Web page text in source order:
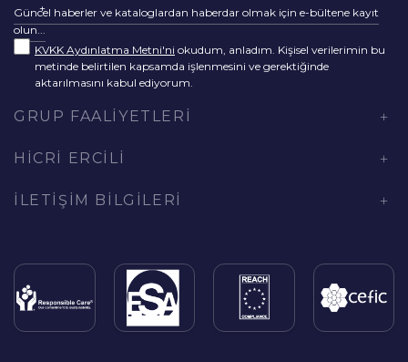
Güncel haberler ve kataloglardan haberdar olmak için e-bültene kayıt
olun...
KVKK Aydınlatma Metni'ni okudum, anladım. Kişisel verilerimin bu
metinde belirtilen kapsamda işlenmesini ve gerektiğinde
aktarılmasını kabul ediyorum.
GRUP FAALIYETLERI
HICRI ERCILI
İLETIŞIM BILGILERI